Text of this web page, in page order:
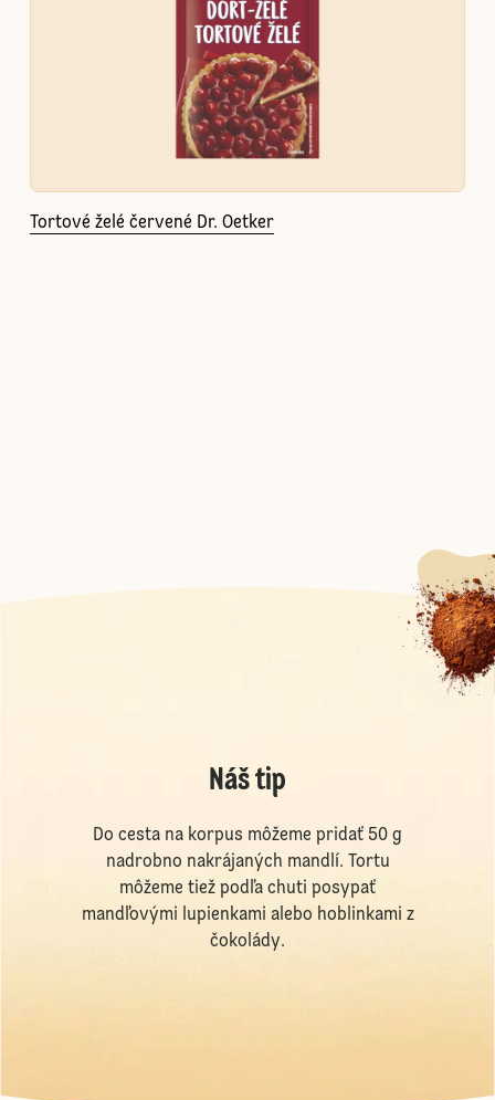
Tortové želé červené Dr. Oetker
Náš tip
Do cesta na korpus môžeme pridať 50 g
nadrobno nakrájaných mandlí. Tortu
môžeme tiež podľa chuti posypať
mandľovými lupienkami alebo hoblinkami z
čokolády.